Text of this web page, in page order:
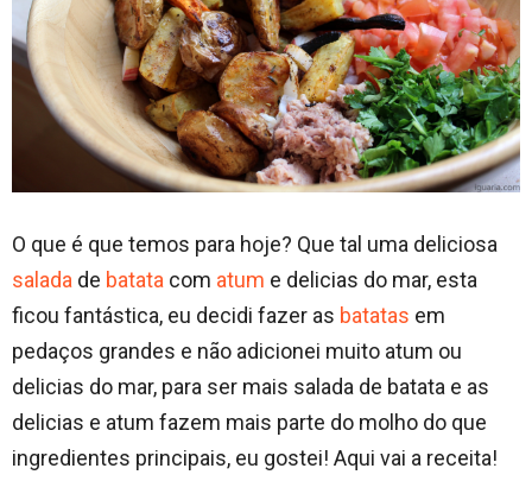
O que é que temos para hoje? Que tal uma deliciosa
salada de batata com atum e delicias do mar, esta
ficou fantástica, eu decidi fazer as batatas em
pedaços grandes e não adicionei muito atum ou
delicias do mar, para ser mais salada de batata e as
delicias e atum fazem mais parte do molho do que
ingredientes principais, eu gostei! Aqui vai a receita!